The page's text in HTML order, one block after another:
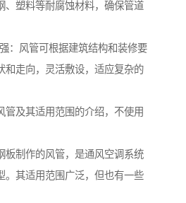
、塑料等耐腐蚀材料，确保管道
：风管可根据建筑结构和装修要
和走向，灵活敷设，适应复杂的
管及其适用范围的介绍，不使用
板制作的风管，是通风空调系统
。其适用范围广泛，但也有一些